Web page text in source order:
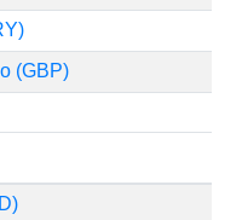
(GBP)